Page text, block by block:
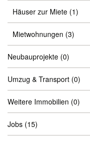
Häuser zur Miete (1)
Mietwohnungen (3)
Neubauprojekte (0)
Umzug & Transport (0)
Weitere Immobilien (0)
Jobs (15)